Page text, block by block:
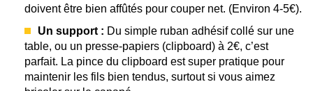
doivent être bien affûtés pour couper net. (Environ 4-5€).
Un support : Du simple ruban adhésif collé sur une
table, ou un presse-papiers (clipboard) à 2€, c’est
parfait. La pince du clipboard est super pratique pour
maintenir les fils bien tendus, surtout si vous aimez